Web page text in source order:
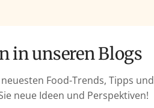
in unseren Blogs
Food-Trends, Tipps und
neue Ideen und Perspektiven!